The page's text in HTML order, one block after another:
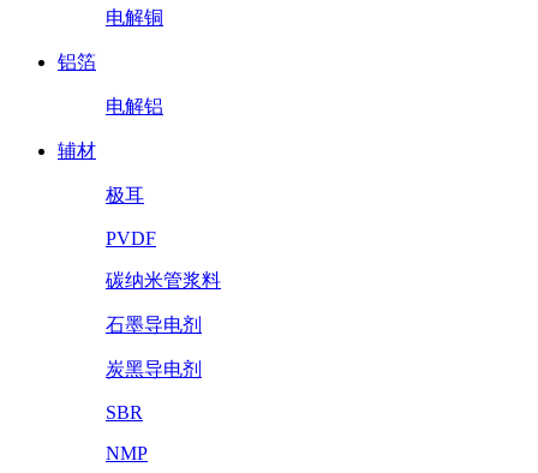
电解铜
铝箔
电解铝
辅材
极耳
PVDF
碳纳米管浆料
石墨导电剂
炭黑导电剂
SBR
NMP